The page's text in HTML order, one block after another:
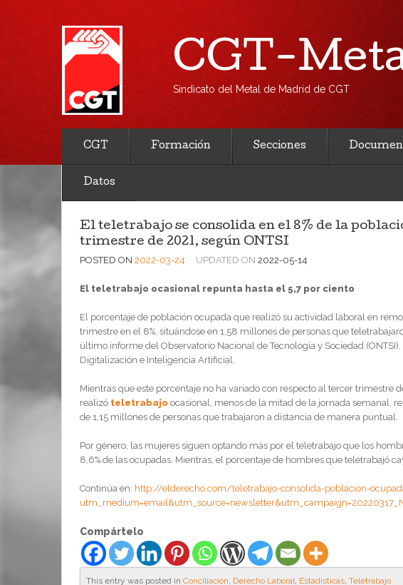
CGT-
Sindicato del Metal de Madrid de CGT
CGT Formación Secciones
Datos
El teletrabajo se consolida en el 8% de la
trimestre de 2021, según ONTSI
POSTED ON 2022-03-24 UPDATED ON 2022-05-14
El teletrabajo ocasional repunta hasta el 5,7 por ciento
El porcentaje de población ocupada que realizó su actividad laboral en
trimestre en el 8%, situándose en 1,58 millones de personas que
último informe del Observatorio Nacional de Tecnología y Sociedad
Digitalización e Inteligencia Artificial.
Mientras que este porcentaje no ha variado con respecto al tercer trimestre
realizó teletrabajo ocasional, menos de la mitad de la jornada semanal,
de 1,15 millones de personas que trabajaron a distancia de manera puntual.
Por género, las mujeres siguen optando más por el teletrabajo que los
8,6% de las ocupadas. Mientras, el porcentaje de hombres que teletrabajó
Continúa en: http://elderecho.com/teletrabajo-consolida-poblacion-
Compártelo
This entry was posted in Conciliación, Derecho Laboral, Estadisticas, Teletrabajo.